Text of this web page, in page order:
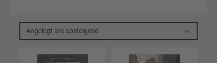
Angelegt am absteigend